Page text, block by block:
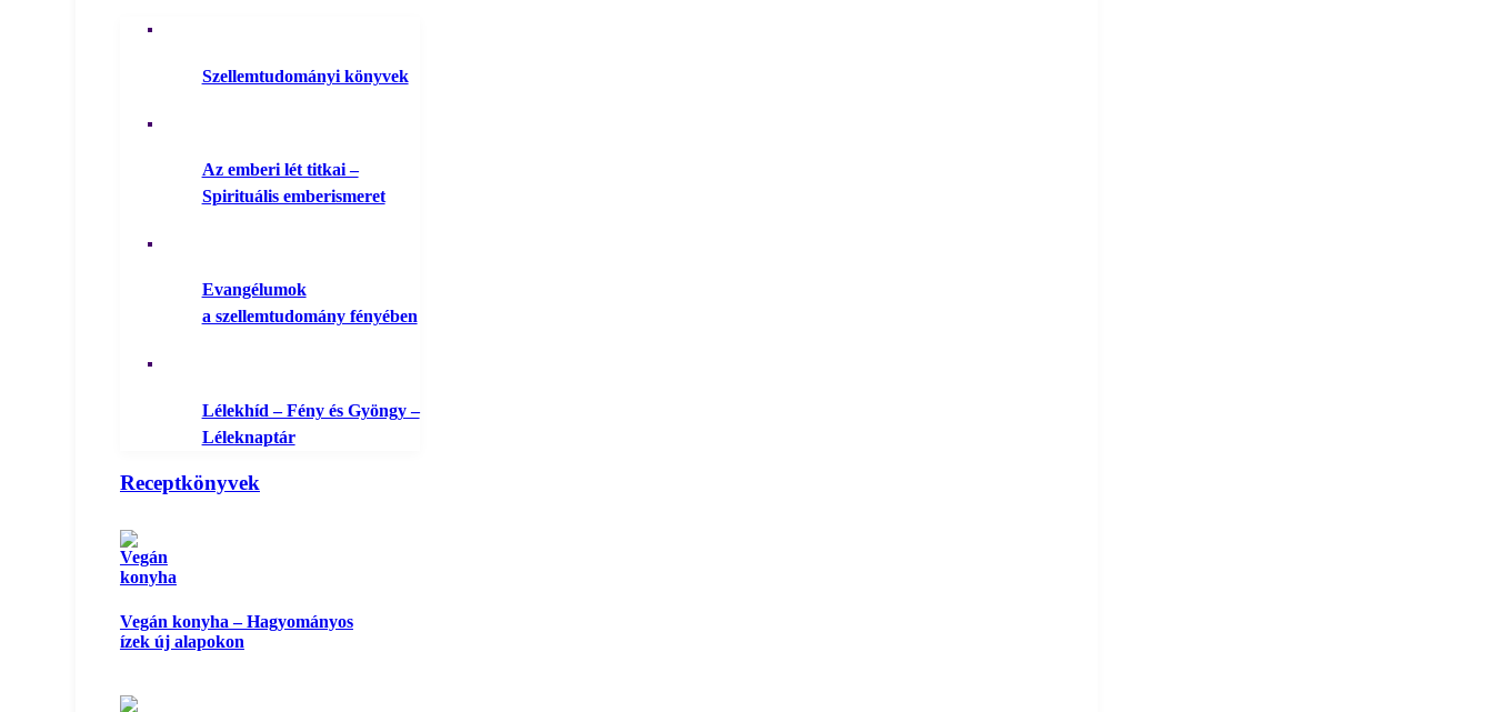
Szellemtudományi könyvek
Az emberi lét titkai –
Spirituális emberismeret
Evangélumok
a szellemtudomány fényében
Lélekhíd – Fény és Gyöngy –
Léleknaptár
Receptkönyvek
Vegán konyha – Hagyományos
ízek új alapokon